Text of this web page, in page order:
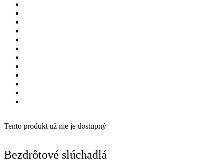
Tento produkt už nie je dostupný
Bezdrôtové slúchadlá